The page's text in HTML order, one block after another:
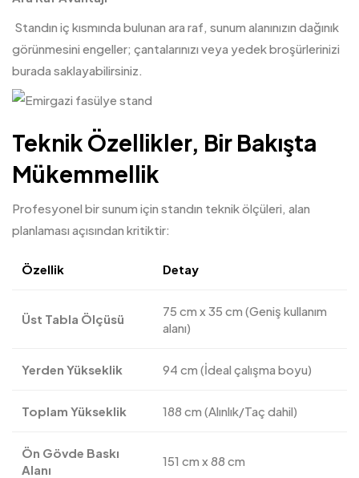
Standın iç kısmında bulunan ara raf, sunum alanınızın dağınık
görünmesini engeller; çantalarınızı veya yedek broşürlerinizi
burada saklayabilirsiniz.
Teknik Özellikler, Bir Bakışta
Mükemmellik
Profesyonel bir sunum için standın teknik ölçüleri, alan
planlaması açısından kritiktir:
Özellik Detay
Üst Tabla Ölçüsü
75 cm x 35 cm (Geniş kullanım
alanı)
Yerden Yükseklik 94 cm (İdeal çalışma boyu)
Toplam Yükseklik 188 cm (Alınlık/Taç dahil)
Ön Gövde Baskı
Alanı
151 cm x 88 cm